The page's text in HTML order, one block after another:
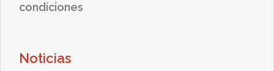
condiciones
Noticias